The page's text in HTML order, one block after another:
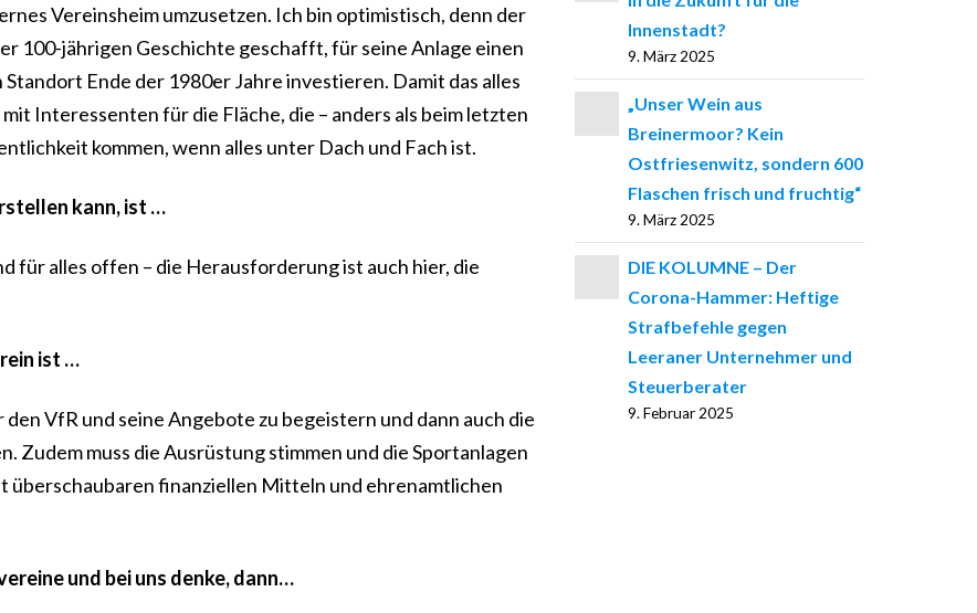
Vereinsheim umzusetzen. Ich bin optimistisch, denn der
100-jährigen Geschichte geschafft, für seine Anlage einen
Ende der 1980er Jahre investieren. Damit das alles
Interessenten für die Fläche, die – anders als beim letzten
kommen, wenn alles unter Dach und Fach ist.
kann, ist …
für alles offen – die Herausforderung ist auch hier, die
ist …
VfR und seine Angebote zu begeistern und dann auch die
Zudem muss die Ausrüstung stimmen und die Sportanlagen
überschaubaren finanziellen Mitteln und ehrenamtlichen
und bei uns denke, dann…
Innenstadt?
9. März 2025
„Unser Wein aus
Breinermoor? Kein
Ostfriesenwitz, sondern 600
Flaschen frisch und fruchtig“
9. März 2025
DIE KOLUMNE – Der
Corona-Hammer: Heftige
Strafbefehle gegen
Leeraner Unternehmer und
Steuerberater
9. Februar 2025